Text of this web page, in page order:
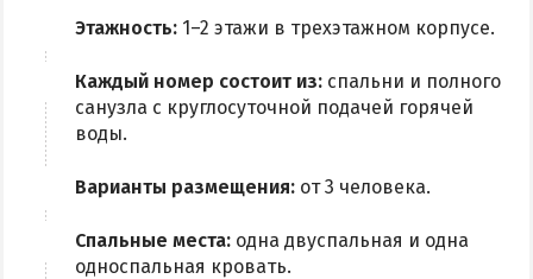
Из Полтавы
Этажность: 1–2 этажи в трехэтажном корпусе.
Каждый номер состоит из: спальни и полного
санузла с круглосуточной подачей горячей
воды.
Варианты размещения: от 3 человека.
Спальные места: одна двуспальная и одна
односпальная кровать.